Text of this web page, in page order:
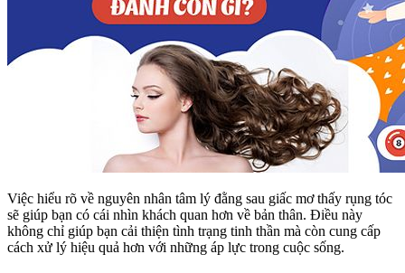
Việc hiểu rõ về nguyên nhân tâm lý đằng sau giấc mơ thấy rụng tóc
sẽ giúp bạn có cái nhìn khách quan hơn về bản thân. Điều này
không chỉ giúp bạn cải thiện tình trạng tinh thần mà còn cung cấp
cách xử lý hiệu quả hơn với những áp lực trong cuộc sống.